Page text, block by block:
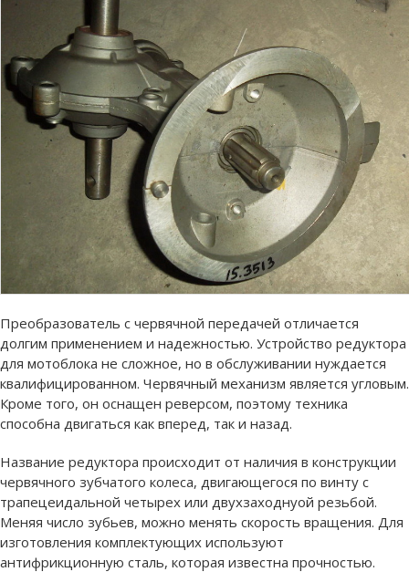
Преобразователь с червячной передачей отличается
долгим применением и надежностью. Устройство редуктора
для мотоблока не сложное, но в обслуживании нуждается
квалифицированном. Червячный механизм является угловым.
Кроме того, он оснащен реверсом, поэтому техника
способна двигаться как вперед, так и назад.
Название редуктора происходит от наличия в конструкции
червячного зубчатого колеса, двигающегося по винту с
трапецеидальной четырех или двухзаходнуой резьбой.
Меняя число зубьев, можно менять скорость вращения. Для
изготовления комплектующих используют
антифрикционную сталь, которая известна прочностью.